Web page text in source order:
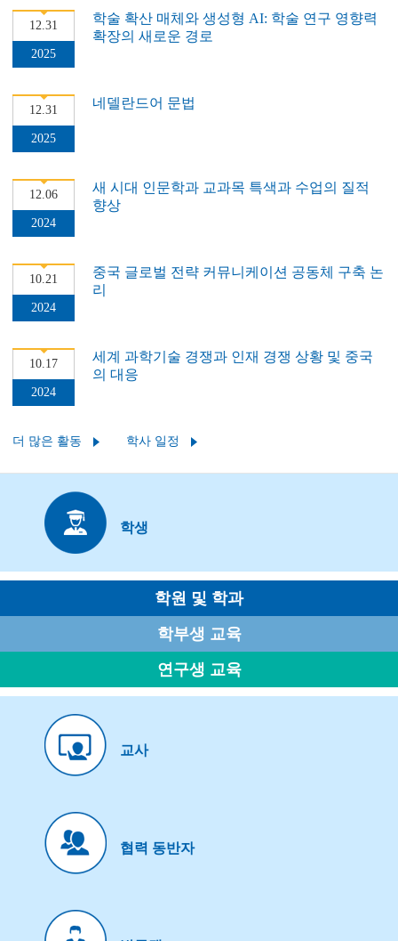
12.31
2025
학술 확산 매체와 생성형 AI: 학술 연구 영향력
확장의 새로운 경로
12.31
2025
네델란드어 문법
12.06
2024
새 시대 인문학과 교과목 특색과 수업의 질적
향상
10.21
2024
중국 글로벌 전략 커뮤니케이션 공동체 구축 논
리
10.17
2024
세계 과학기술 경쟁과 인재 경쟁 상황 및 중국
의 대응
더 많은 활동 학사 일정
학생
학원 및 학과
학부생 교육
연구생 교육
교사
협력 동반자